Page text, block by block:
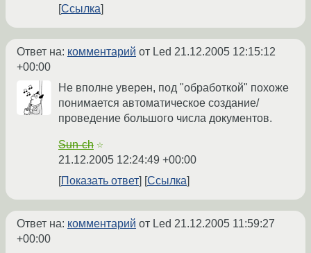
Ссылка
Ответ на: комментарий от Led 21.12.2005 12:15:12
+00:00
Не вполне уверен, под "обработкой" похоже
понимается автоматическое создание/
проведение большого числа документов.
Sun-ch ☆
21.12.2005 12:24:49 +00:00
Показать ответ
Ссылка
Ответ на: комментарий от Led 21.12.2005 11:59:27
+00:00